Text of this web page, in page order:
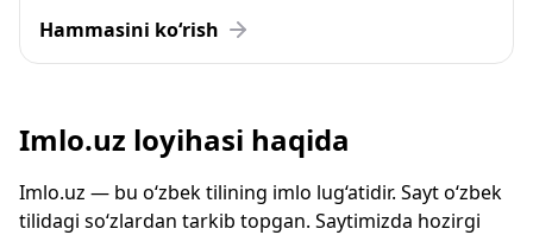
Hammasini ko‘rish
Imlo.uz loyihasi haqida
Imlo.uz — bu o‘zbek tilining imlo lug‘atidir. Sayt o‘zbek
tilidagi so‘zlardan tarkib topgan. Saytimizda hozirgi